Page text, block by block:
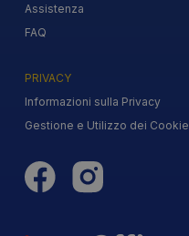
Assistenza
FAQ
PRIVACY
Informazioni sulla Privacy
Gestione e Utilizzo dei Cookie